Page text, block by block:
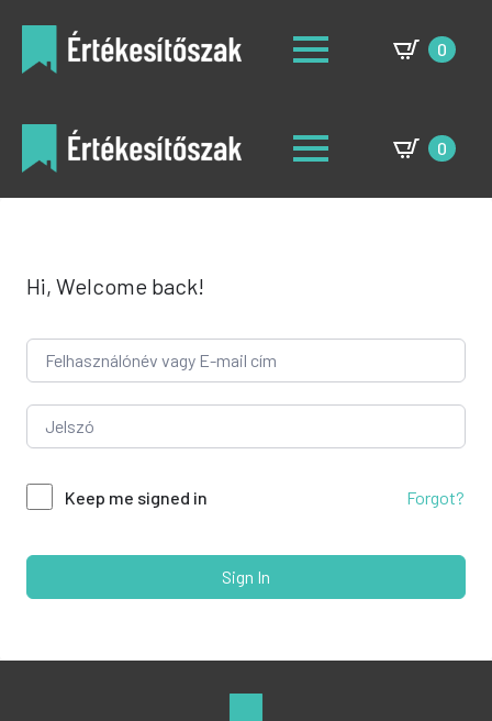
0
0
Hi, Welcome back!
Keep me signed in Forgot?
Sign In